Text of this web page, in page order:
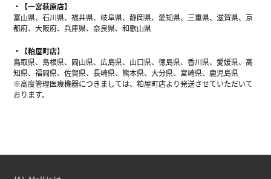
【一宮萩原店】
富山県、石川県、福井県、岐阜県、静岡県、愛知県、三重県、滋賀県、京
都府、大阪府、兵庫県、奈良県、和歌山県
【粕屋町店】
鳥取県、島根県、岡山県、広島県、山口県、徳島県、香川県、愛媛県、高
知県、福岡県、佐賀県、長崎県、熊本県、大分県、宮崎県、鹿児島県
※高度管理医療機器につきましては、粕屋町店より発送させていただいて
おります。